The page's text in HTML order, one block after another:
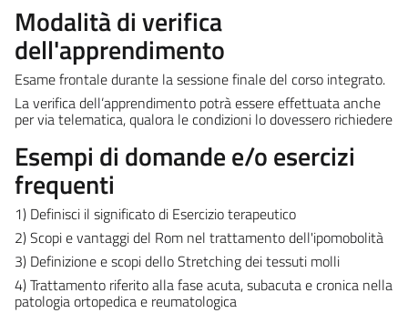
Modalità di verifica
dell'apprendimento
Esame frontale durante la sessione finale del corso integrato.
La verifica dell’apprendimento potrà essere effettuata anche
per via telematica, qualora le condizioni lo dovessero richiedere
Esempi di domande e/o esercizi
frequenti
1) Definisci il significato di Esercizio terapeutico
2) Scopi e vantaggi del Rom nel trattamento dell'ipomobolità
3) Definizione e scopi dello Stretching dei tessuti molli
4) Trattamento riferito alla fase acuta, subacuta e cronica nella
patologia ortopedica e reumatologica